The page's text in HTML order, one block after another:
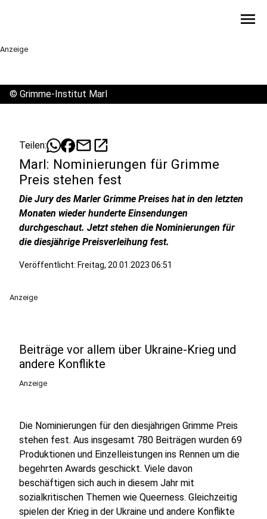
menu
Anzeige
© Grimme-Institut Marl
Teilen: mailopen_in_new
Marl: Nominierungen für Grimme
Preis stehen fest
Die Jury des Marler Grimme Preises hat in den letzten
Monaten wieder hunderte Einsendungen
durchgeschaut. Jetzt stehen die Nominierungen für
die diesjährige Preisverleihung fest.
Veröffentlicht: Freitag, 20.01.2023 06:51
Anzeige
Beiträge vor allem über Ukraine-Krieg und
andere Konflikte
Anzeige
Die Nominierungen für den diesjährigen Grimme Preis
stehen fest. Aus insgesamt 780 Beiträgen wurden 69
Produktionen und Einzelleistungen ins Rennen um die
begehrten Awards geschickt. Viele davon
beschäftigen sich auch in diesem Jahr mit
sozialkritischen Themen wie Queerness. Gleichzeitig
spielen der Krieg in der Ukraine und andere Konflikte